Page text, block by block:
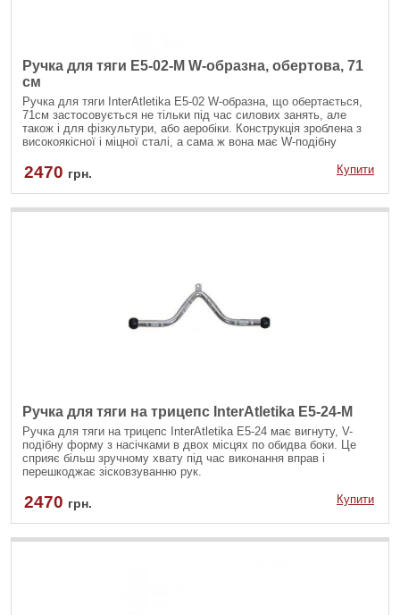
Ручка для тяги E5-02-M W-образна, обертова, 71
см
Ручка для тяги InterAtletika Е5-02 W-образна, що обертається,
71см застосовується не тільки під час силових занять, але
також і для фізкультури, або аеробіки. Конструкція зроблена з
високоякісної і міцної сталі, а сама ж вона має W-подібну
2470 грн. Купити
Ручка для тяги на трицепс InterAtletika E5-24-M
Ручка для тяги на трицепс InterAtletika Е5-24 має вигнуту, V-
подібну форму з насічками в двох місцях по обидва боки. Це
сприяє більш зручному хвату під час виконання вправ і
перешкоджає зісковзуванню рук.
2470 грн. Купити